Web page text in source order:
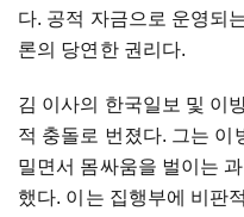
다. 공적 자금으로 운영되
론의 당연한 권리다.
김 이사의 한국일보 및 이
적 충돌로 번졌다. 그는 이
밀면서 몸싸움을 벌이는
했다. 이는 집행부에 비판